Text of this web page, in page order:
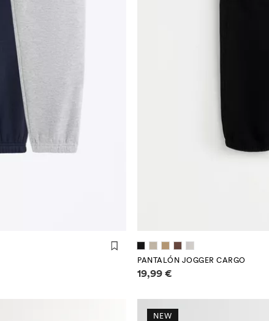
PANTALÓN JOGGER CARGO
Información de prezos
19,99 €
NEW